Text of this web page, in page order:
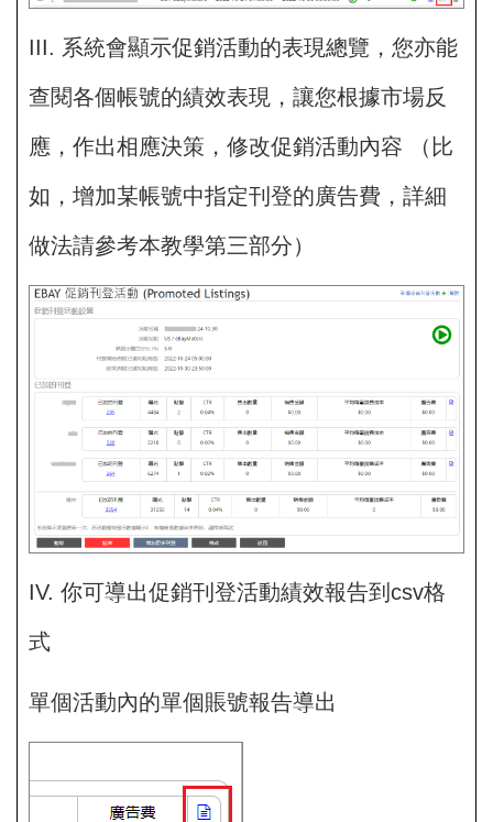
III. 系統會顯示促銷活動的表現總覽，您亦能
查閱各個帳號的績效表現，讓您根據市場反
應，作出相應決策，修改促銷活動內容 （比
如，增加某帳號中指定刊登的廣告費，詳細
做法請參考本教學第三部分）
IV. 你可導出促銷刊登活動績效報告到csv格
式
單個活動內的單個賬號報告導出